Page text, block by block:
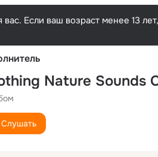
Если ваш возраст менее 13
Nature Sounds
Слушать